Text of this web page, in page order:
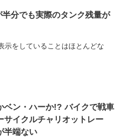
分でも実際のタンク残量が
示をしていることはほとんどな
ベン・ハーか!? バイクで戦車
サイクルチャリオットレー
半端ない